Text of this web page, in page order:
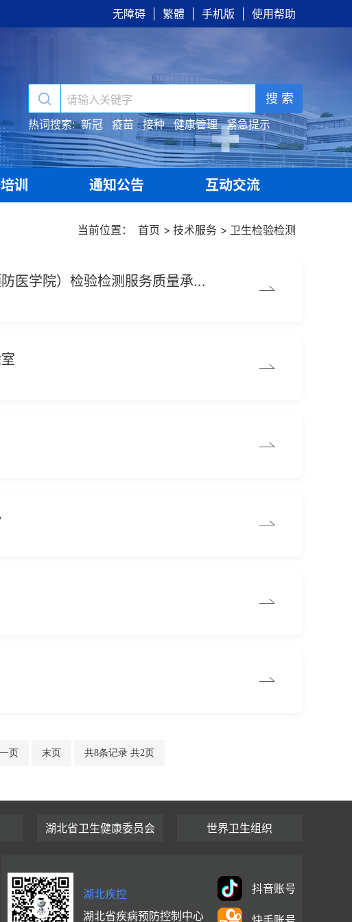
无障碍 繁體 手机版 使用帮助
搜 索
热词搜索: 新冠 疫苗 接种 健康管理 紧急提示
训 通知公告 互动交流
当前位置： 首页 > 技术服务 > 卫生检验检测
医学院）检验检测服务质量承...
页 末页 共8条记录 共2页
湖北省卫生健康委员会 世界卫生组织
湖北疾控
湖北省疾病预防控制中心
抖音账号